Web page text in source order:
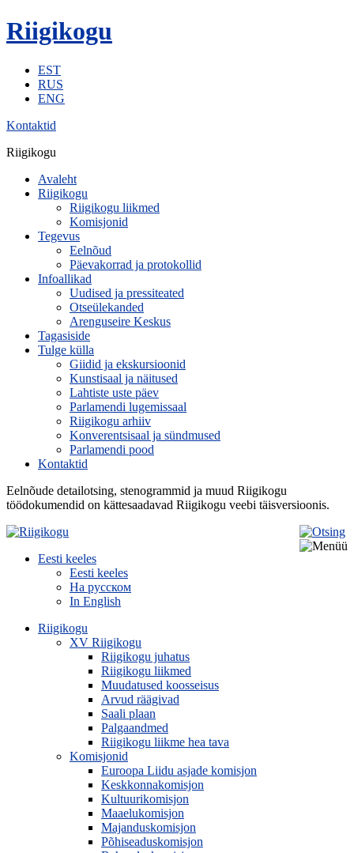
Riigikogu
EST
RUS
ENG
Kontaktid
Riigikogu
Avaleht
Riigikogu
Riigikogu liikmed
Komisjonid
Tegevus
Eelnõud
Päevakorrad ja protokollid
Infoallikad
Uudised ja pressiteated
Otseülekanded
Arenguseire Keskus
Tagasiside
Tulge külla
Giidid ja ekskursioonid
Kunstisaal ja näitused
Lahtiste uste päev
Parlamendi lugemissaal
Riigikogu arhiiv
Konverentsisaal ja sündmused
Parlamendi pood
Kontaktid
Eelnõude detailotsing, stenogrammid ja muud Riigikogu
töödokumendid on kättesaadavad Riigikogu veebi täisversioonis.
Eesti keeles
Eesti keeles
На русском
In English
Riigikogu
XV Riigikogu
Riigikogu juhatus
Riigikogu liikmed
Muudatused koosseisus
Arvud räägivad
Saali plaan
Palgaandmed
Riigikogu liikme hea tava
Komisjonid
Euroopa Liidu asjade komisjon
Keskkonnakomisjon
Kultuurikomisjon
Maaelukomisjon
Majanduskomisjon
Põhiseaduskomisjon